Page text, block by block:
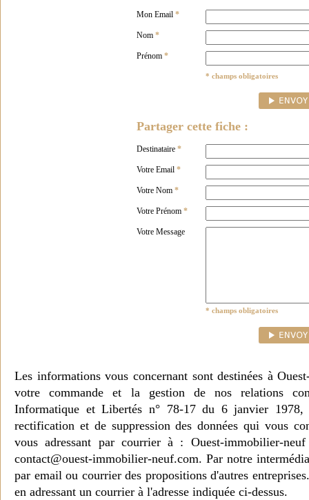
Mon Email *
Nom *
Prénom *
* champs obligatoires
Partager cette fiche :
Destinataire *
Votre Email *
Votre Nom *
Votre Prénom *
Votre Message
* champs obligatoires
Les informations vous concernant sont destinées à
votre commande et la gestion de nos relations
Informatique et Libertés n° 78-17 du 6 janvier 1978,
rectification et de suppression des données qui vous
vous adressant par courrier à : Ouest-immobilier-
contact@ouest-immobilier-neuf.com. Par notre
par email ou courrier des propositions d'autres
en adressant un courrier à l'adresse indiquée ci-dessus.